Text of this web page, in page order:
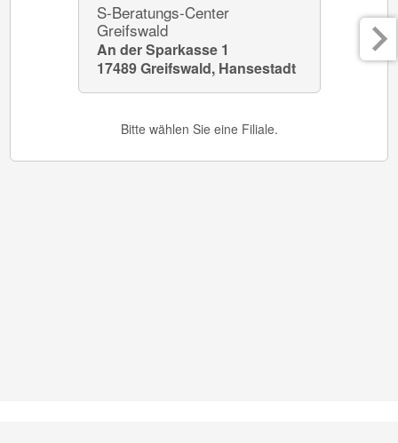
S-Beratungs-Center
Greifswald
An der Sparkasse 1
17489 Greifswald, Hansestadt
S-
An
17489
Bitte wählen Sie eine Filiale.